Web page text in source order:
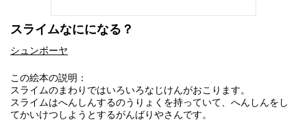
スライムなにになる？
シュンボーヤ
この絵本の説明：
スライムのまわりではいろいろなじけんがおこります。
スライムはへんしんするのうりょくを持っていて、へんしんをし
てかいけつしようとするがんばりやさんです。